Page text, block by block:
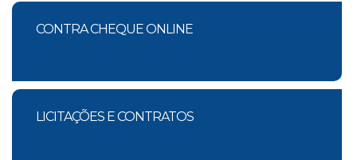
CONTRA CHEQUE ONLINE
LICITAÇÕES E CONTRATOS